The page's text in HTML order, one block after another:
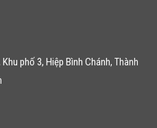
phố 3, Hiệp Bình Chánh, Thành